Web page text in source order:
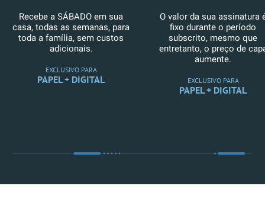
Recebe a SÁBADO em sua
casa, todas as semanas, para
toda a família, sem custos
adicionais.
EXCLUSIVO PARA
PAPEL + DIGITAL
O valor da sua assinatura
fixo durante o período
subscrito, mesmo que
entretanto, o preço de
aumente.
EXCLUSIVO PARA
PAPEL + DIGITAL